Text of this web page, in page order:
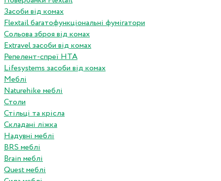
Засоби від комах
Flextail багатофункціональні фумігатори
Сольова зброя від комах
Extravel засоби від комах
Репелент-спреї HTA
Lifesystems засоби від комах
Меблі
Naturehike меблі
Столи
Стільці та крісла
Складані ліжка
Надувні меблі
BRS меблі
Brain меблі
Quest меблі